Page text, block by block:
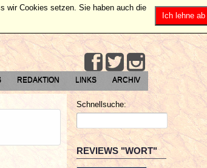
REDAKTION LINKS ARCHIV
Schnellsuche:
REVIEWS "WORT"
Ich lehne ab
wir Cookies setzen. Sie haben auch die